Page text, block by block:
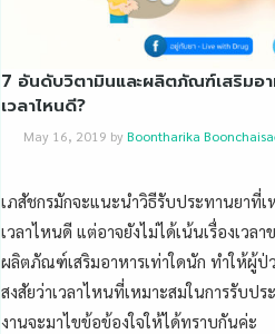
7 อันดับวิตามินและผลิตภัณฑ์เสริมอ
เวลาไหนดี?
May 16, 2019 by Boontharika
เภสัชกรมักจะแนะนำวิธีรับประทานยาที่
เวลาไหนดี แต่อาจยังไม่ได้เน้นเรื่องเวล
ผลิตภัณฑ์เสริมอาหารเท่าใดนัก ทำให้ผู้ป่
สงสัยว่าเวลาไหนที่เหมาะสมในการรับ
งานจะมาไขข้อข้องใจให้ได้ทราบกันค่ะ